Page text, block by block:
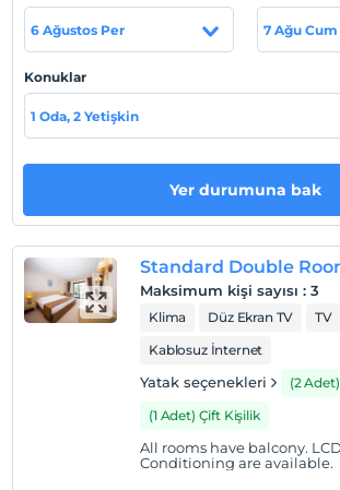
adet ısıtmalı kapalı havuz ve 1 adet
bulunmaktadır. Otel denize 500 m
plajı mevcuttur. şezlong, şemsiye,
Tesisimizde çocuklar için çocuk
Otelimizin standart odaları konforlu ve
Tesis lokasyon bilgileri
Otel; Antalya'ya 35 km, Antalya
uzaklıktadır.
Sahil
Tesisimiz denize 300 m yürüyüş
Haritada Göster
6 Ağustos Per 7 Ağu Cum
Konuklar
1 Oda, 2 Yetişkin
Yer durumuna bak
Standard Double
Maksimum kişi sayısı : 3
Klima Düz Ekran TV
TV
Kablosuz İnternet
Yatak seçenekleri
(2
(1 Adet) Çift Kişilik
All rooms have balcony.
Conditioning are available.